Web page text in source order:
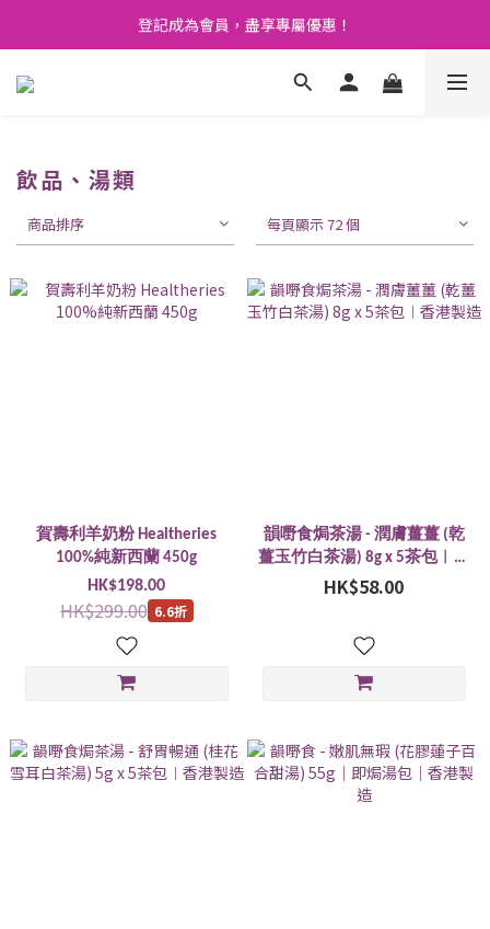
🚛 購物滿 $400 免運費🤩
登記成為會員，盡享專屬優惠！
💬 開心 share 產品既評價 即賺 $3 購物金！💰
飲品、湯類
商品排序 每頁顯示 72 個
賀壽利羊奶粉 Healtheries
100%純新西蘭 450g
HK$198.00
HK$299.00 6.6折
韻嘢食焗茶湯 - 潤膚薑薑 (乾
薑玉竹白茶湯) 8g x 5茶包︱香
港製造
HK$58.00